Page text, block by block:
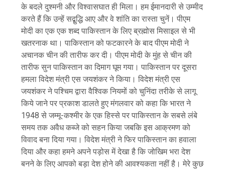
के बदले दुश्मनी और विश्वासघात ही मिला। हम ईमानदारी से उम्मीद
करते हैं कि उन्हें सद्बुद्धि आए और वे शांति का रास्ता चुनें। पीएम
मोदी का एक एक शब्द पाकिस्तान के लिए ब्रह्मोस मिसाइल से भी
खतरनाक था। पाकिस्तान को फटकारने के बाद पीएम मोदी ने
अचानक चीन की तारीफ कर दी। पीएम मोदी के मुंह से चीन की
तारीफ सुन पाकिस्तान का दिमाग घूम गया। पाकिस्तान पर दूसरा
हमला विदेश मंत्री एस जयशंकर ने किया। विदेश मंत्री एस
जयशंकर ने पश्चिम द्वारा वैश्विक नियमों को चुनिंदा तरीके से लागू
किये जाने पर प्रकाश डालते हुए मंगलवार को कहा कि भारत ने
1948 से जम्मू-कश्मीर के एक हिस्से पर पाकिस्तान के सबसे लंबे
समय तक अवैध कब्जे को सहन किया जबकि इस आक्रमण को
विवाद बना दिया गया। विदेश मंत्री ने फिर पाकिस्तान का हवाला
दिया और कहा हमने अपने पड़ोस में देखा है कि जोखिम भरा देश
बनने के लिए आपको बड़ा देश होने की आवश्यकता नहीं है। मेरे कुछ